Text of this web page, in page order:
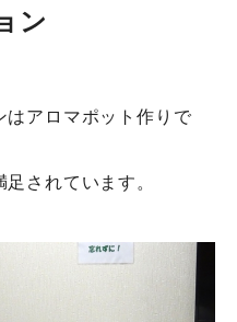
ン
アロマポット作りで
されています。